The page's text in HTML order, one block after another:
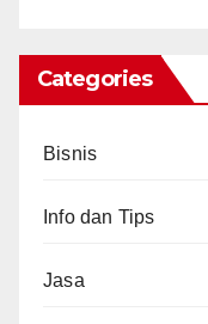
Categories
Bisnis
Info dan Tips
Jasa